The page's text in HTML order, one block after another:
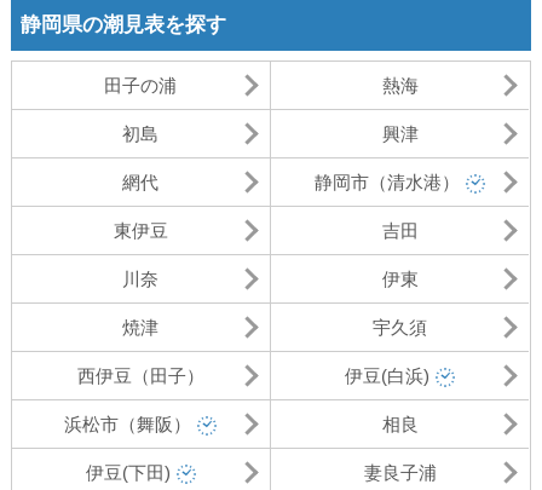
静岡県の潮見表を探す
田子の浦 熱海
初島 興津
網代 静岡市（清水港）
東伊豆 吉田
川奈 伊東
焼津 宇久須
西伊豆（田子） 伊豆(白浜)
浜松市（舞阪） 相良
伊豆(下田) 妻良子浦